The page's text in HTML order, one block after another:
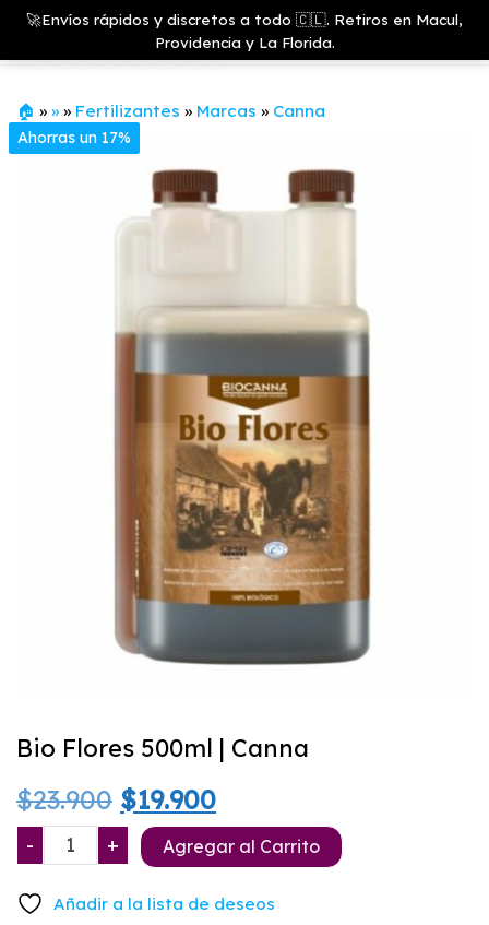
Saltar
contenido
🚀Envíos rápidos y discretos a todo 🇨🇱. Retiros en Macul,
Providencia y La Florida.
Growshop
& LED
Store
🏠 » » » Fertilizantes » Marcas » Canna
Ahorras un 17%
Bio Flores 500ml | Canna
$23.900 El
precio
$19.900El
precio
-
Bio
Flores
+ Agregar al Carrito
Añadir a la lista de deseos